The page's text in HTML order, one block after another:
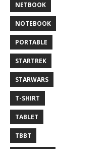
NETBOOK
NOTEBOOK
PORTABLE
STARTREK
STARWARS
T-SHIRT
TABLET
TBBT